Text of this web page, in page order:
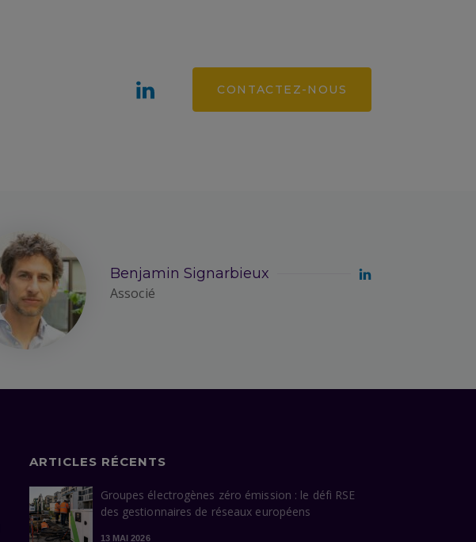
CONTACTEZ-NOUS
Benjamin Signarbieux
Associé
ARTICLES RÉCENTS
Groupes électrogènes zéro émission : le défi RSE
des gestionnaires de réseaux européens
13 MAI 2026